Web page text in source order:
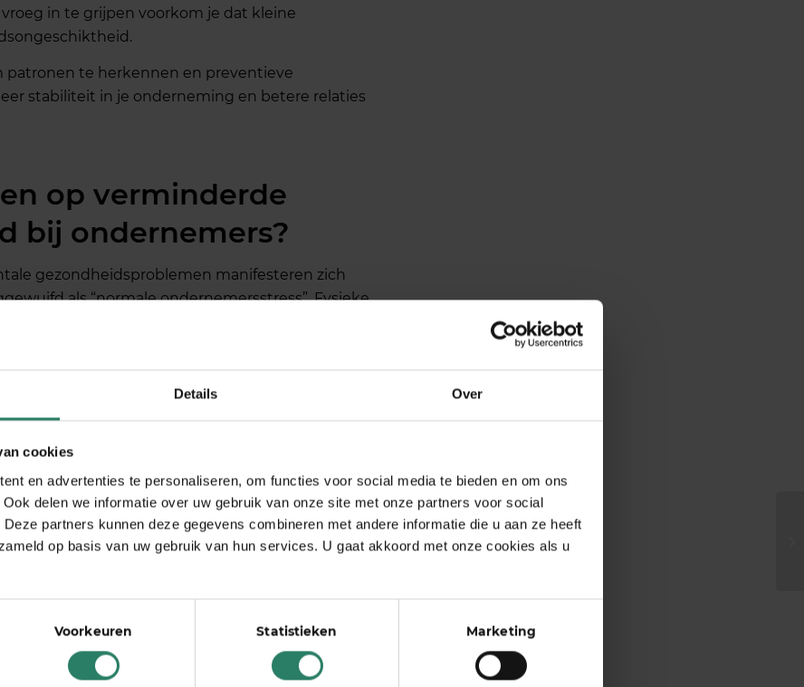
Details Over
cookies
en advertenties te personaliseren, om functies voor social media te bieden en om ons
delen we informatie over uw gebruik van onze site met onze partners voor social
partners kunnen deze gegevens combineren met andere informatie die u aan ze heeft
op basis van uw gebruik van hun services. U gaat akkoord met onze cookies als u
Voorkeuren Statistieken Marketing
in te grijpen voorkom je dat kleine
patronen te herkennen en preventieve
stabiliteit in je onderneming en betere relaties
op verminderde
bij ondernemers?
gezondheidsproblemen manifesteren zich
als “normale ondernemersstress”. Fysieke
spierspanning en chronische vermoeidheid zijn
prikkelbaarheid, gevoelens van overweldiging,
werk. Je merkt mogelijk dat je minder plezier
zichtbaar: uitstelgedrag bij belangrijke taken,
en het verwaarlozen van zelfzorg. Ook
kan wijzen op toegenomen angst.
vergeetachtigheid, besluiteloosheid
direct je werk.
wakker worden met zorgen, zijn sterke
extreem lange werkdagen, het onvermogen
van belangrijke zakelijke taken.